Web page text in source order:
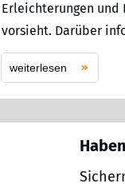
Erleichterungen und
vorsieht. Darüber
weiterlesen